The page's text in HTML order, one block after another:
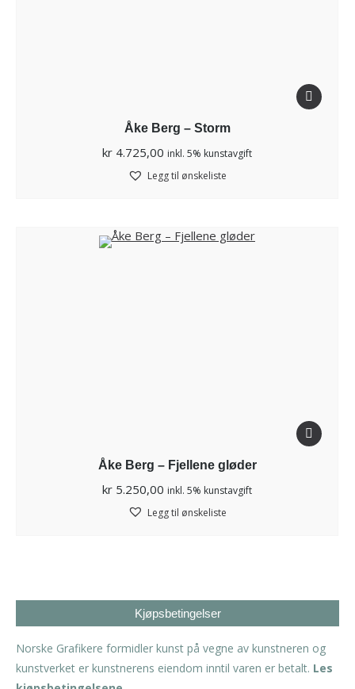
Åke Berg – Storm
kr 4.725,00 inkl. 5% kunstavgift
Legg til ønskeliste
Åke Berg – Fjellene gløder
kr 5.250,00 inkl. 5% kunstavgift
Legg til ønskeliste
Kjøpsbetingelser
Norske Grafikere formidler kunst på vegne av kunstneren og
kunstverket er kunstnerens eiendom inntil varen er betalt. Les